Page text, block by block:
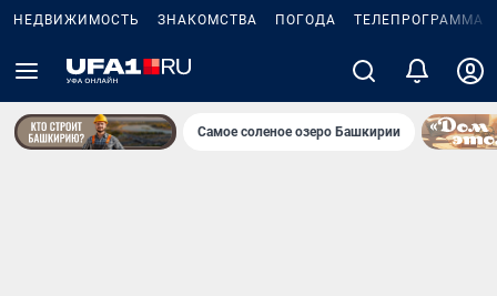
НЕДВИЖИМОСТЬ ЗНАКОМСТВА ПОГОДА ТЕЛЕПРОГРАММА
Самое соленое озеро Башкирии